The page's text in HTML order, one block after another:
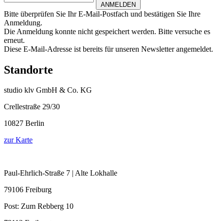
ANMELDEN
Bitte überprüfen Sie Ihr E-Mail-Postfach und bestätigen Sie Ihre
Anmeldung.
Die Anmeldung konnte nicht gespeichert werden. Bitte versuche es
erneut.
Diese E-Mail-Adresse ist bereits für unseren Newsletter angemeldet.
Standorte
studio klv GmbH & Co. KG
Crellestraße 29/30
10827 Berlin
zur Karte
Paul-Ehrlich-Straße 7 | Alte Lokhalle
79106 Freiburg
Post: Zum Rebberg 10